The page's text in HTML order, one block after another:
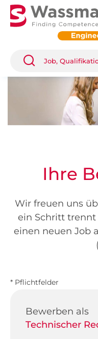
Ihre
Wir freuen uns
ein Schritt trennt
einen neuen Job
* Pflichtfelder
Bewerben als
Technischer